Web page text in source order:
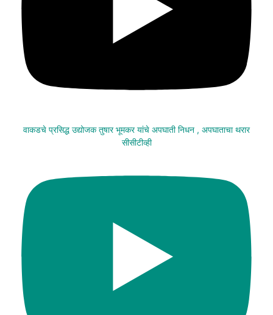
वाकडचे प्रसिद्ध उद्योजक तुषार भूमकर यांचे अपघाती निधन , अपघाताचा थरार
सीसीटीव्ही